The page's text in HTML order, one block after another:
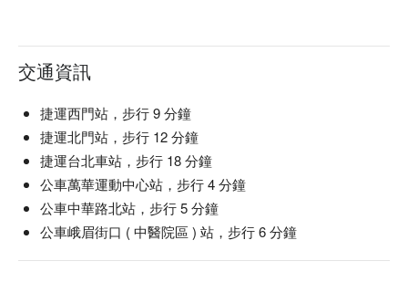
交通資訊
捷運西門站，步行 9 分鐘
捷運北門站，步行 12 分鐘
捷運台北車站，步行 18 分鐘
公車萬華運動中心站，步行 4 分鐘
公車中華路北站，步行 5 分鐘
公車峨眉街口 ( 中醫院區 ) 站，步行 6 分鐘